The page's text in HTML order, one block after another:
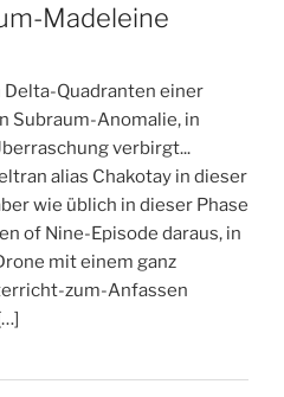
Madeleine
Quadranten einer
Subraum-Anomalie, in
verbirgt...
alias Chakotay in dieser
wie üblich in dieser Phase
of Nine-Episode daraus, in
mit einem ganz
zum-Anfassen